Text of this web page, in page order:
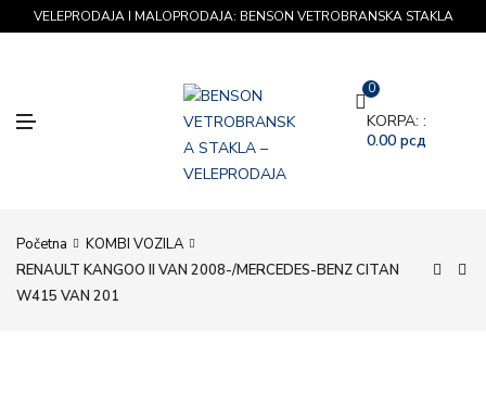
VELEPRODAJA I MALOPRODAJA: BENSON VETROBRANSKA STAKLA
0
KORPA: :
0.00 рсд
Početna
KOMBI VOZILA
RENAULT KANGOO II VAN 2008-/MERCEDES-BENZ CITAN
W415 VAN 201